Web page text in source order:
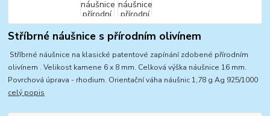
Stříbrné náušnice s přírodním olivínem
Stříbrné náušnice na klasické patentové zapínání zdobené přírodním
olivínem . Velikost kamene 6 x 8 mm. Celková výška náušnice 16 mm.
Povrchová úprava - rhodium. Orientační váha náušnic 1,78 g Ag 925/1000
celý popis